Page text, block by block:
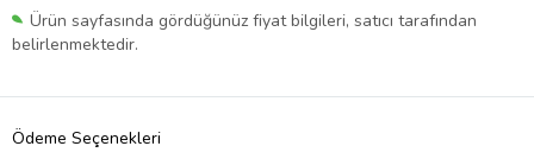
Ürün sayfasında gördüğünüz fiyat bilgileri, satıcı tarafından
belirlenmektedir.
Ödeme Seçenekleri